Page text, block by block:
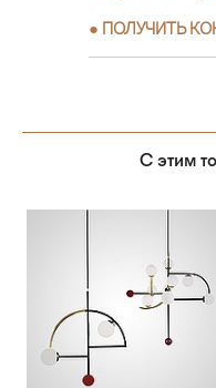
● ПОЛУЧИТЬ
С этим